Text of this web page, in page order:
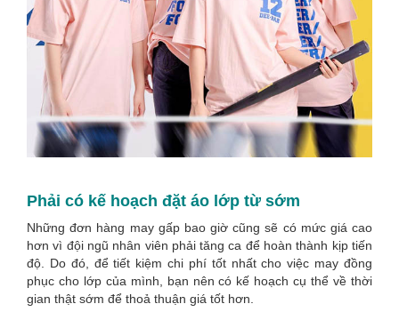
Phải có kế hoạch đặt áo lớp từ sớm
Những đơn hàng may gấp bao giờ cũng sẽ có mức giá cao
hơn vì đội ngũ nhân viên phải tăng ca để hoàn thành kịp tiến
độ. Do đó, để tiết kiệm chi phí tốt nhất cho việc may đồng
phục cho lớp của mình, bạn nên có kế hoạch cụ thể về thời
gian thật sớm để thoả thuận giá tốt hơn.